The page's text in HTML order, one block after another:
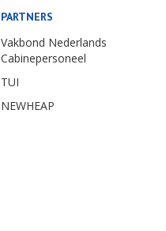
PARTNERS
Vakbond Nederlands
Cabinepersoneel
TUI
NEWHEAP